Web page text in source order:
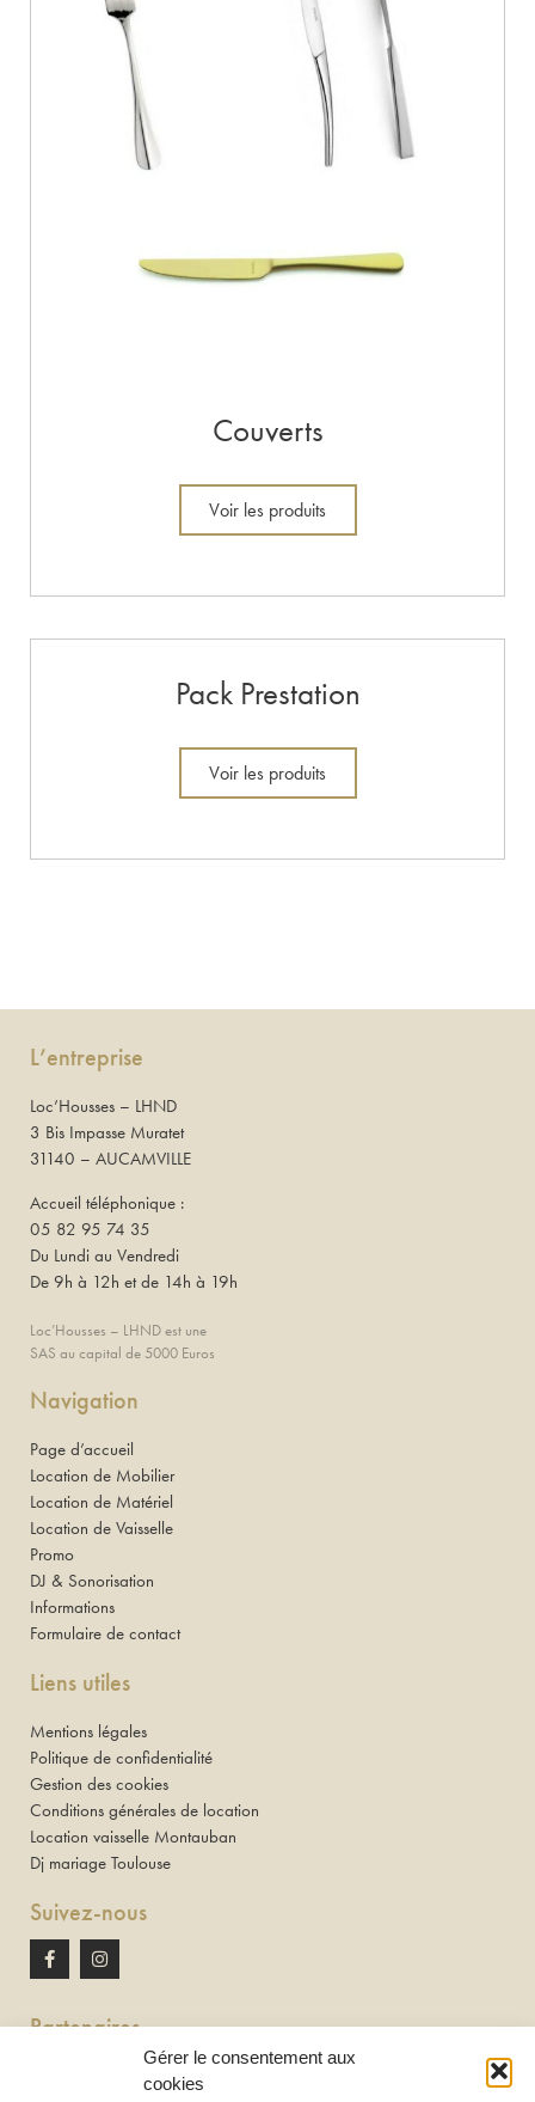
Gérer le consentement aux
cookies
Couverts
Voir les produits
Pack Prestation
Voir les produits
L’entreprise
Loc’Housses – LHND
3 Bis Impasse Muratet
31140 – AUCAMVILLE
Accueil téléphonique :
05 82 95 74 35
Du Lundi au Vendredi
De 9h à 12h et de 14h à 19h
Loc’Housses – LHND est une
SAS au capital de 5000 Euros
Navigation
Page d’accueil
Location de Mobilier
Location de Matériel
Location de Vaisselle
Promo
DJ & Sonorisation
Informations
Formulaire de contact
Liens utiles
Mentions légales
Politique de confidentialité
Gestion des cookies
Conditions générales de location
Location vaisselle Montauban
Dj mariage Toulouse
Suivez-nous
Partenaires
Newton discomobile